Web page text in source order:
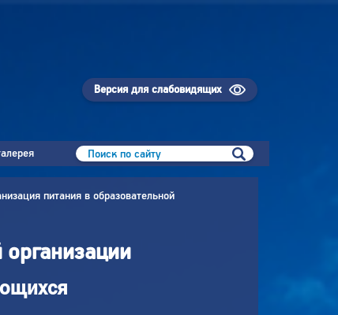
Версия для слабовидящих
питания в образовательной